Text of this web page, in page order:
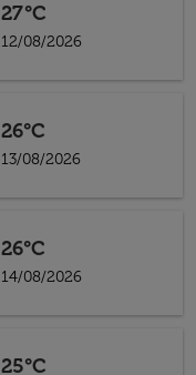
27°C
12/08/2026
26°C
13/08/2026
26°C
14/08/2026
25°C